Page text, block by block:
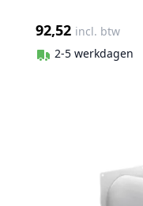
92,52 incl. btw
2-5 werkdagen